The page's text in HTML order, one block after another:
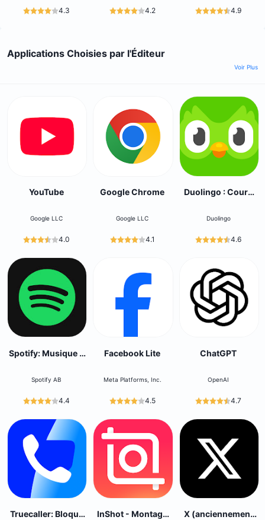
4.3 4.2 4.9
Applications Choisies par l'Éditeur
Voir Plus
YouTube
Google LLC
4.0
Google Chrome
Google LLC
4.1
Duolingo : Cours
Duolingo
4.6
Spotify: Musique &
Spotify AB
4.4
Facebook Lite
Meta Platforms, Inc.
4.5
ChatGPT
OpenAI
4.7
Truecaller: Bloque
InShot - Montage
X (anciennement